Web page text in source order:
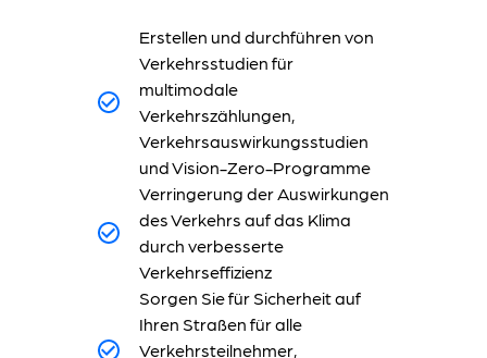
Erstellen und durchführen von
Verkehrsstudien für
multimodale
Verkehrszählungen,
Verkehrsauswirkungsstudien
und Vision-Zero-Programme
Verringerung der Auswirkungen
des Verkehrs auf das Klima
durch verbesserte
Verkehrseffizienz
Sorgen Sie für Sicherheit auf
Ihren Straßen für alle
Verkehrsteilnehmer,